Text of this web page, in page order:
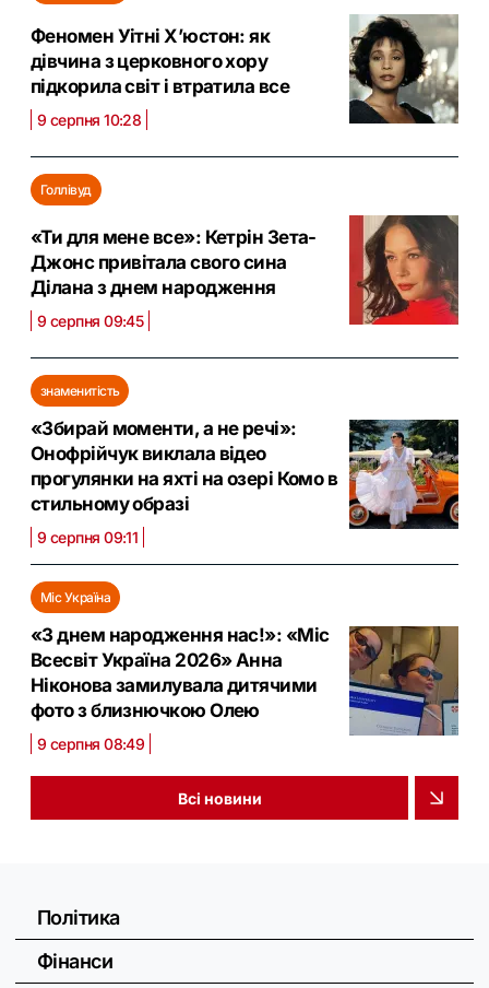
Феномен Уітні Х’юстон: як
дівчина з церковного хору
підкорила світ і втратила все
9 серпня 10:28
Голлівуд
«Ти для мене все»: Кетрін Зета-
Джонс привітала свого сина
Ділана з днем народження
9 серпня 09:45
знаменитість
«Збирай моменти, а не речі»:
Онофрійчук виклала відео
прогулянки на яхті на озері Комо в
стильному образі
9 серпня 09:11
Міс Україна
«З днем народження нас!»: «Міс
Всесвіт Україна 2026» Анна
Ніконова замилувала дитячими
фото з близнючкою Олею
9 серпня 08:49
Всі новини
Політика
Фінанси